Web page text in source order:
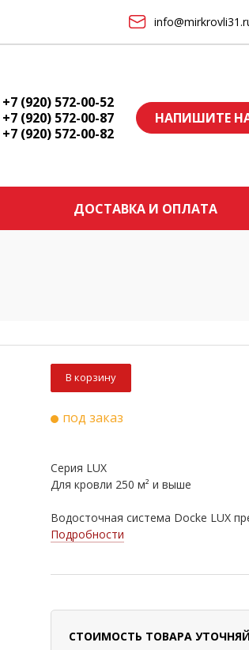
+7 (920) 572-00-52
+7 (920) 572-00-87
+7 (920) 572-00-82
НАПИШИТЕ
ДОСТАВКА И ОПЛАТА
В корзину
под заказ
Серия LUX
Для кровли 250 м² и выше
Водосточная система Docke LUX
Подробности
СТОИМОСТЬ ТОВАРА